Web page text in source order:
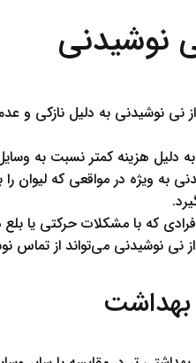
نوشیدنی
از نی نوشیدنی به دلیل نازکی
دلیل هزینه کمتر نسبت به
به ویژه در مواقعی که
که با مشکلات حرکتی یا
از نی نوشیدنی می‌تواند از
بهداشت